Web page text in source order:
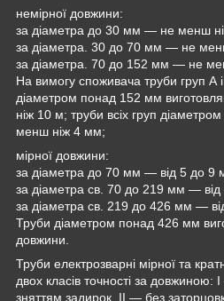
немірної довжини:
за діаметра до 30 мм — не менш
за діаметра. 30 до 70 мм — не
за діаметра. 70 до 152 мм — не
На вимогу споживача труби груп А
діаметром понад 152 мм
ніж 10 м; труби всіх груп
менш ніж 4 мм;
мірної довжини:
за діаметра до 70 мм — від 5 до 9
за діаметра св. 70 до 219 мм —
за діаметра св. 219 до 426 мм —
Труби діаметром понад 426 мм
довжини.
Труби електрозварні мірної та
двох класів точності за довжиною: I
зняттям задирок, II — без